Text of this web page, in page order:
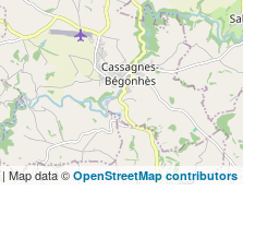
| Map data © OpenStreetMap contributors